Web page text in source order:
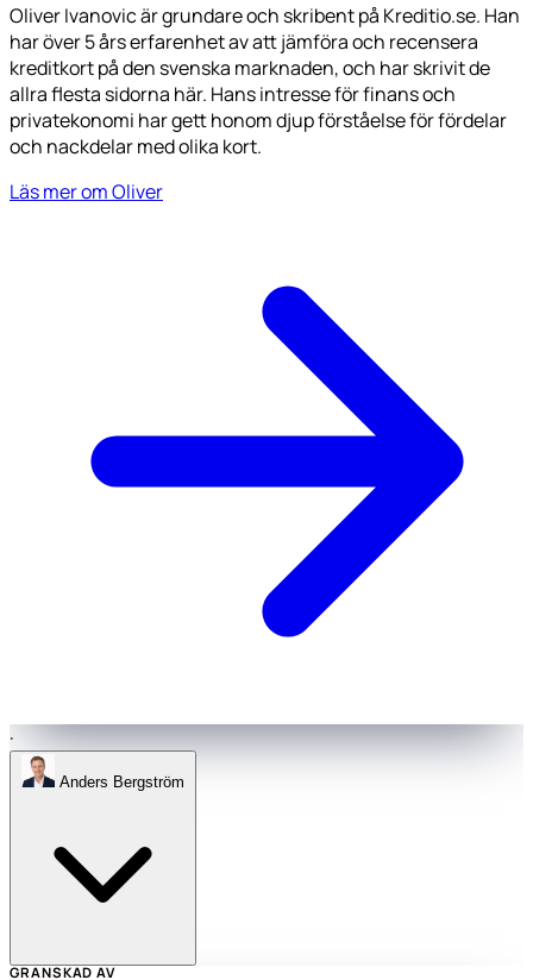
Oliver Ivanovic är grundare och skribent på Kreditio.se. Han
har över 5 års erfarenhet av att jämföra och recensera
kreditkort på den svenska marknaden, och har skrivit de
allra flesta sidorna här. Hans intresse för finans och
privatekonomi har gett honom djup förståelse för fördelar
och nackdelar med olika kort.
Läs mer om Oliver
·
Anders Bergström
GRANSKAD AV